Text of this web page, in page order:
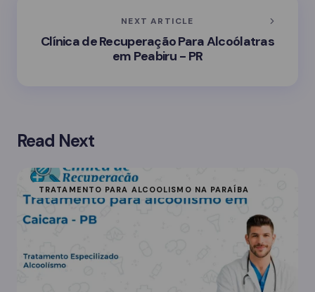
NEXT ARTICLE
Clínica de Recuperação Para Alcoólatras
em Peabiru - PR
Read Next
TRATAMENTO PARA ALCOOLISMO NA PARAÍBA